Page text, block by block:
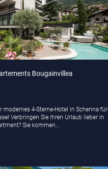
Bougainvillea
modernes 4-Sterne-Hotel in Schenna für
Verbringen Sie Ihren Urlaub lieber in
Sie kommen…